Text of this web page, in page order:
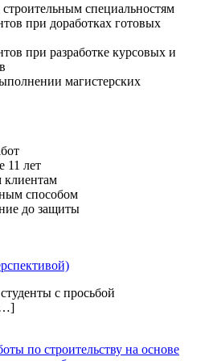
специальностям
при доработках готовых
при разработке курсовых и
магистерских
11 лет
способом
до защиты
с просьбой
по строительству на основе